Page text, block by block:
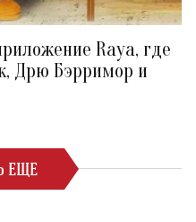
Raya, где
Дрю Бэрримор и
ЕЩЕ